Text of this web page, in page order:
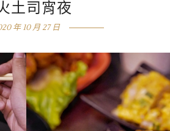
土司宵夜
年 10 月 27 日